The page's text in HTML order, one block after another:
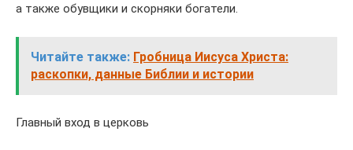
а также обувщики и скорняки богатели.
Читайте также: Гробница Иисуса Христа:
раскопки, данные Библии и истории
Главный вход в церковь